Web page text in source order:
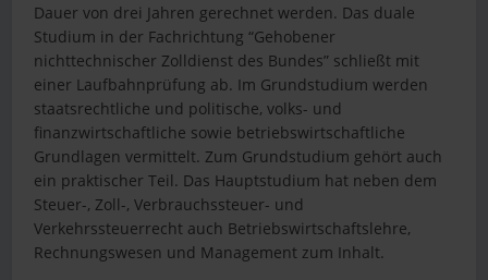
Dauer von drei Jahren gerechnet werden. Das duale
Studium in der Fachrichtung “Gehobener
nichttechnischer Zolldienst des Bundes” schließt mit
einer Laufbahnprüfung ab. Im Grundstudium werden
staatsrechtliche und politische, volks- und
finanzwirtschaftliche sowie betriebswirtschaftliche
Grundlagen vermittelt. Zum Grundstudium gehört auch
ein praktischer Teil. Das Hauptstudium hat neben dem
Steuer-, Zoll-, Verbrauchssteuer- und
Verkehrssteuerrecht auch Betriebswirtschaftslehre,
Rechnungswesen und Management zum Inhalt.